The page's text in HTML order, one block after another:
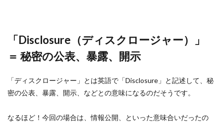
「Disclosure（ディスクロージャー）」
＝ 秘密の公表、暴露、開示
「ディスクロージャー」とは英語で「Disclosure」と記述して、秘
密の公表、暴露、開示、などとの意味になるのだそうです。
なるほど！今回の場合は、情報公開、といった意味合いだったの